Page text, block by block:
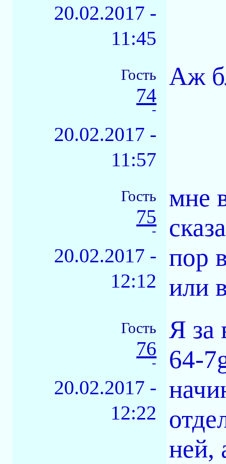
20.02.2017 -
11:45
Гость
74
-
20.02.2017 -
11:57
Аж
Гость
75
-
20.02.2017 -
12:12
мне
пор
или
Гость
76
-
20.02.2017 -
12:22
Я за
64-
ней,